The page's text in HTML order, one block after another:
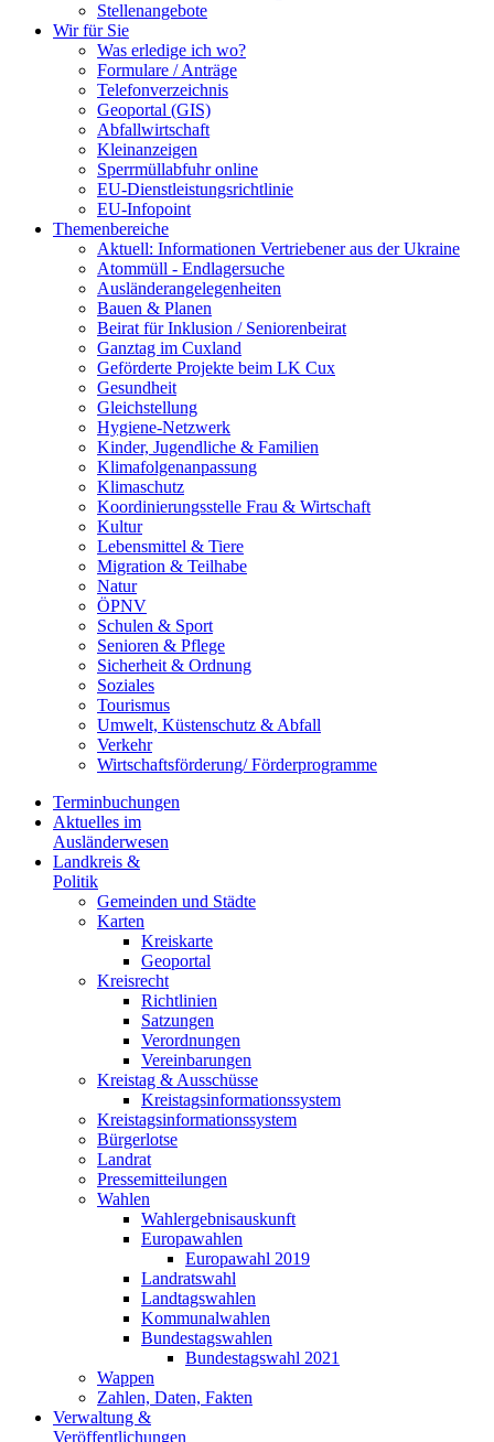
Stellenangebote
Wir für Sie
Was erledige ich wo?
Formulare / Anträge
Telefonverzeichnis
Geoportal (GIS)
Abfallwirtschaft
Kleinanzeigen
Sperrmüllabfuhr online
EU-Dienstleistungsrichtlinie
EU-Infopoint
Themenbereiche
Aktuell: Informationen Vertriebener aus der Ukraine
Atommüll - Endlagersuche
Ausländerangelegenheiten
Bauen & Planen
Beirat für Inklusion / Seniorenbeirat
Ganztag im Cuxland
Geförderte Projekte beim LK Cux
Gesundheit
Gleichstellung
Hygiene-Netzwerk
Kinder, Jugendliche & Familien
Klimafolgenanpassung
Klimaschutz
Koordinierungsstelle Frau & Wirtschaft
Kultur
Lebensmittel & Tiere
Migration & Teilhabe
Natur
ÖPNV
Schulen & Sport
Senioren & Pflege
Sicherheit & Ordnung
Soziales
Tourismus
Umwelt, Küstenschutz & Abfall
Verkehr
Wirtschaftsförderung/ Förderprogramme
Terminbuchungen
Aktuelles im
Ausländerwesen
Landkreis &
Politik
Gemeinden und Städte
Karten
Kreiskarte
Geoportal
Kreisrecht
Richtlinien
Satzungen
Verordnungen
Vereinbarungen
Kreistag & Ausschüsse
Kreistagsinformationssystem
Kreistagsinformationssystem
Bürgerlotse
Landrat
Pressemitteilungen
Wahlen
Wahlergebnisauskunft
Europawahlen
Europawahl 2019
Landratswahl
Landtagswahlen
Kommunalwahlen
Bundestagswahlen
Bundestagswahl 2021
Wappen
Zahlen, Daten, Fakten
Verwaltung &
Veröffentlichungen